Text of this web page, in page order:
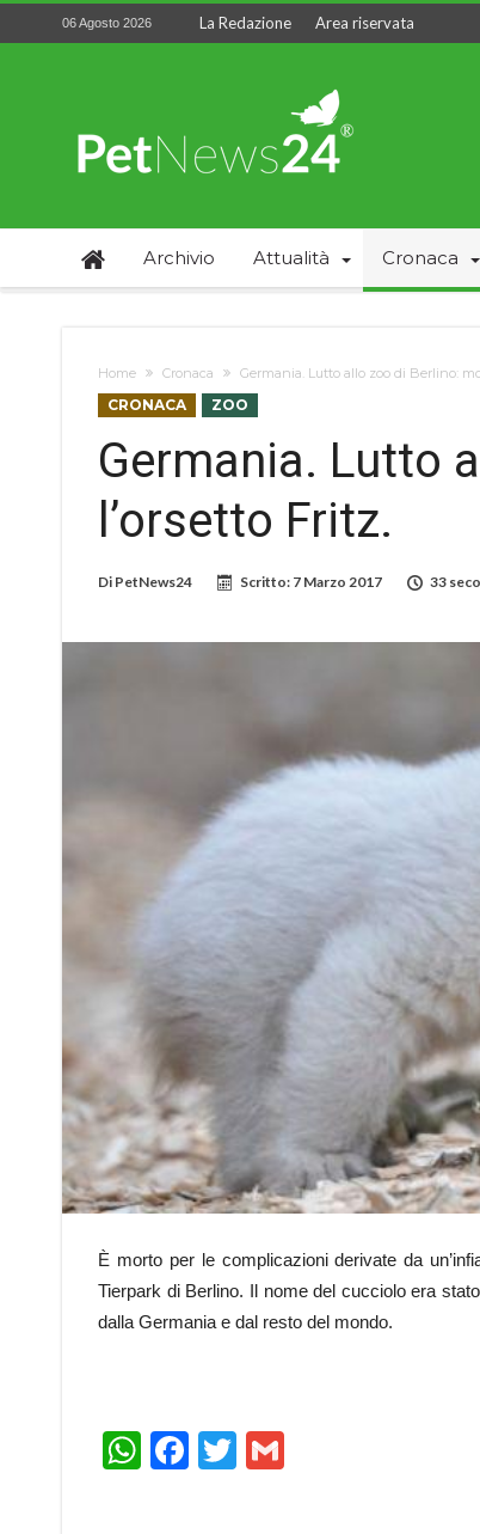
06 Agosto 2026 La Redazione Area riservata
Archivio Attualità Cronaca
Home Cronaca Germania. Lutto allo zoo di Berlino:
CRONACA ZOO
Germania. Lutto
lʼorsetto Fritz.
Di PetNews24 Scritto: 7 Marzo 2017 33
È morto per le complicazioni derivate da
Tierpark di Berlino. Il nome del cucciolo era
dalla Germania e dal resto del mondo.
WhatsApp
Facebook
Twitter